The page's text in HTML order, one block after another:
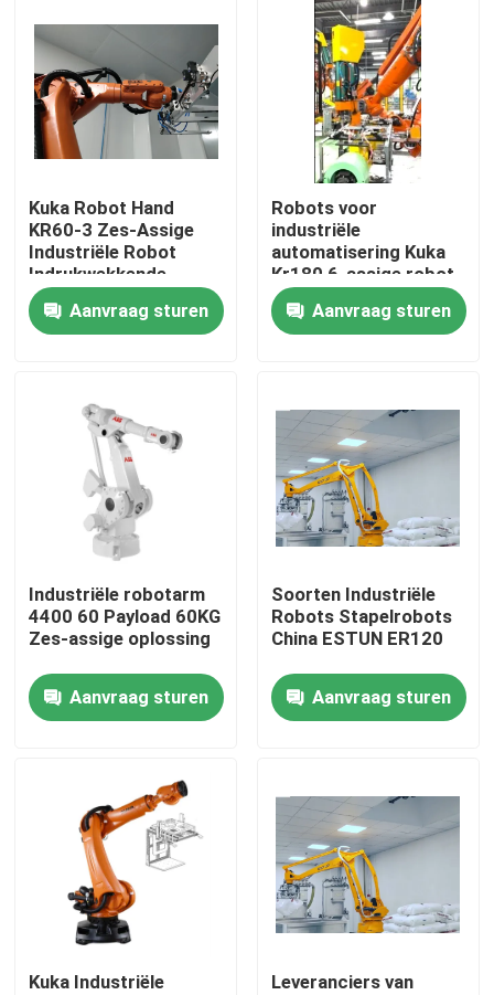
Producten
Video's
VR-show
Over ons
Fabriekstocht
Neem contact met ons op
Nieuws
Gevallen
Kuka Robot Hand
KR60-3 Zes-Assige
Industriële Robot
Indrukwekkende
Snelheid
Aanvraag sturen
Robots voor
industriële
automatisering Kuka
Kr180 6-assige robot
Aanvraag sturen
Industriële robotarm
4400 60 Payload 60KG
Zes-assige oplossing
Aanvraag sturen
Soorten Industriële
Robots Stapelrobots
China ESTUN ER120
Aanvraag sturen
Kuka Industriële
Leveranciers van